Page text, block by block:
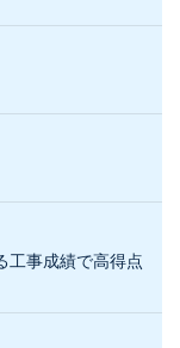
工事成績で高得点